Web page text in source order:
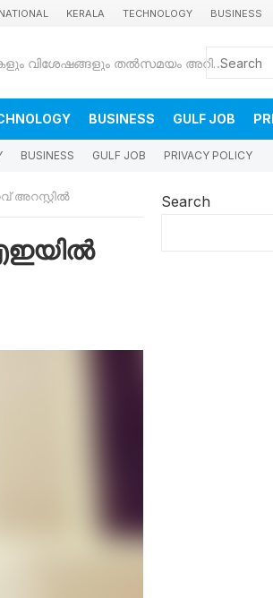
KERALA TECHNOLOGY BUSINESS
കുവൈറ്റിലെ വാർത്തകളും വിശേഷങ്ങളും തൽസമയം അറിയാൻ
BUSINESS GULF JOB
BUSINESS GULF JOB PRIVACY POLICY
അറസ്റ്റിൽ
Search